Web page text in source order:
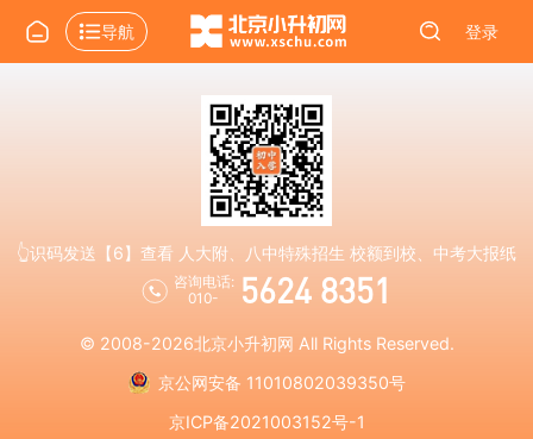
导航 登录
👆识码发送【6】查看 人大附、八中特殊招生 校额到校、中考大报纸
咨询电话:
010-
5624 8351
© 2008-2026北京小升初网 All Rights Reserved.
京公网安备 11010802039350号
京ICP备2021003152号-1